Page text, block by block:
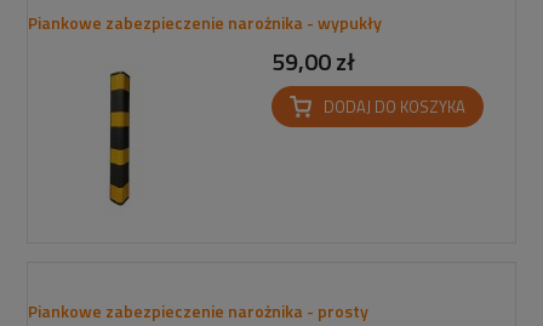
Piankowe zabezpieczenie narożnika - wypukły
59,00 zł
DODAJ DO KOSZYKA
Piankowe zabezpieczenie narożnika - prosty